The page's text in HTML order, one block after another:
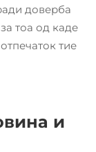
доверба
тоа од каде
тие
и